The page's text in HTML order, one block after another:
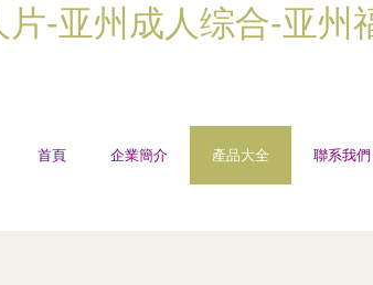
-亚州成人综合-亚州
首頁 企業簡介 產品大全 聯系我們